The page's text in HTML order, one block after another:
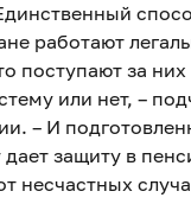
работают
поступают за
или нет, –
– И
дает защиту в
несчастных